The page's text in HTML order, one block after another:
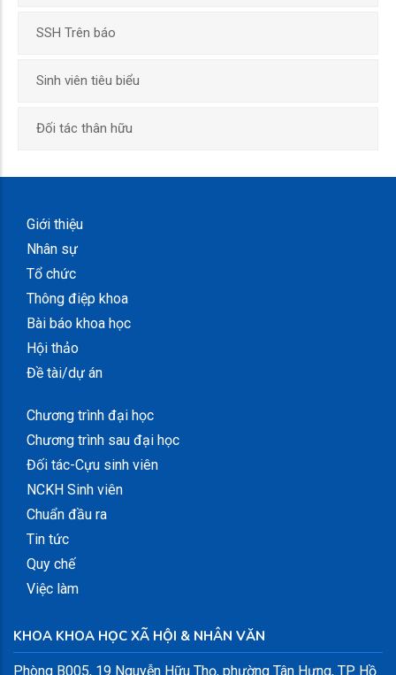
SSH Trên báo
Sinh viên tiêu biểu
Đối tác thân hữu
Giới thiệu
Nhân sự
Tổ chức
Thông điệp khoa
Bài báo khoa học
Hội thảo
Đề tài/dự án
Chương trình đại học
Chương trình sau đại học
Đối tác-Cựu sinh viên
NCKH Sinh viên
Chuẩn đầu ra
Tin tức
Quy chế
Việc làm
KHOA KHOA HỌC XÃ HỘI & NHÂN VĂN
Phòng B005, 19 Nguyễn Hữu Thọ, phường Tân Hưng, TP. Hồ